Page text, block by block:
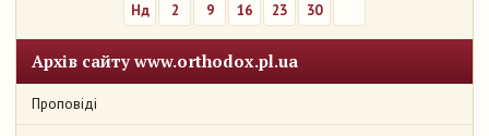
Нд
2 9 16 23 30
Архів сайту www.orthodox.pl.ua
Проповіді